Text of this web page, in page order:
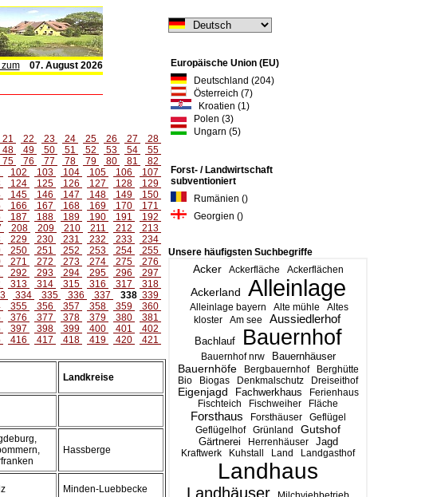
07. August 2026
Europäische Union (EU)
Deutschland (204)
Österreich (7)
Kroatien (1)
Polen (3)
Ungarn (5)
Forst- / Landwirtschaft
subventioniert
Rumänien ()
Georgien ()
Unsere häufigsten Suchbegriffe
Acker Ackerfläche Ackerflächen
Ackerland Alleinlage
Alleinlage bayern Alte mühle
Altes
kloster
Am see Aussiedlerhof
Bachlauf Bauernhof
Bauernhof nrw Bauernhäuser
Bauernhöfe Bergbauernhof
Berghütte
Bio
Biogas Denkmalschutz Dreiseithof
Eigenjagd Fachwerkhaus
Ferienhaus
Fischteich
Fischweiher Fläche
Forsthaus Forsthäuser
Geflügel
Geflügelhof
Grünland
Gutshof
Gärtnerei
Herrenhäuser Jagd
Kraftwerk Kuhstall Land Landgasthof
Landhaus
Landhäuser
21 22 23 24 25 26 27
28
48 49 50 51 52 53 54
55
75 76 77 78 79 80 81
82
102 103 104 105 106
107
124 125 126 127 128
129
145 146 147 148 149
150
166 167 168 169 170
171
187 188 189 190 191
192
208 209 210 211 212
213
229 230 231 232 233
234
250 251 252 253 254
255
271 272 273 274 275
276
292 293 294 295 296
297
313 314 315 316 317
318
334 335 336 337 338 339
355 356 357 358 359
360
376 377 378 379 380
381
397 398 399 400 401
402
416 417 418 419 420 421
Landkreise
Hassberge
Minden-Luebbecke